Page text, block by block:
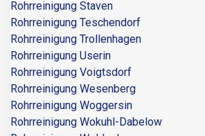
Rohrreinigung Staven
Rohrreinigung Teschendorf
Rohrreinigung Trollenhagen
Rohrreinigung Userin
Rohrreinigung Voigtsdorf
Rohrreinigung Wesenberg
Rohrreinigung Woggersin
Rohrreinigung Wokuhl-Dabelow